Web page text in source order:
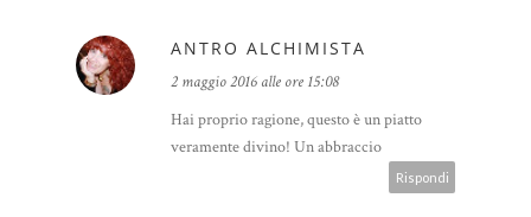
ANTRO ALCHIMISTA
2 maggio 2016 alle ore 15:08
Hai proprio ragione, questo è un piatto
veramente divino! Un abbraccio
Rispondi